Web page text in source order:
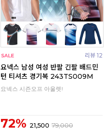
리뷰 12
요넥스 남성 여성 반팔 긴팔 배드민
턴 티셔츠 경기복 243TS009M
요넥스 시즌오프 아울렛!
72% 21,500 79,000